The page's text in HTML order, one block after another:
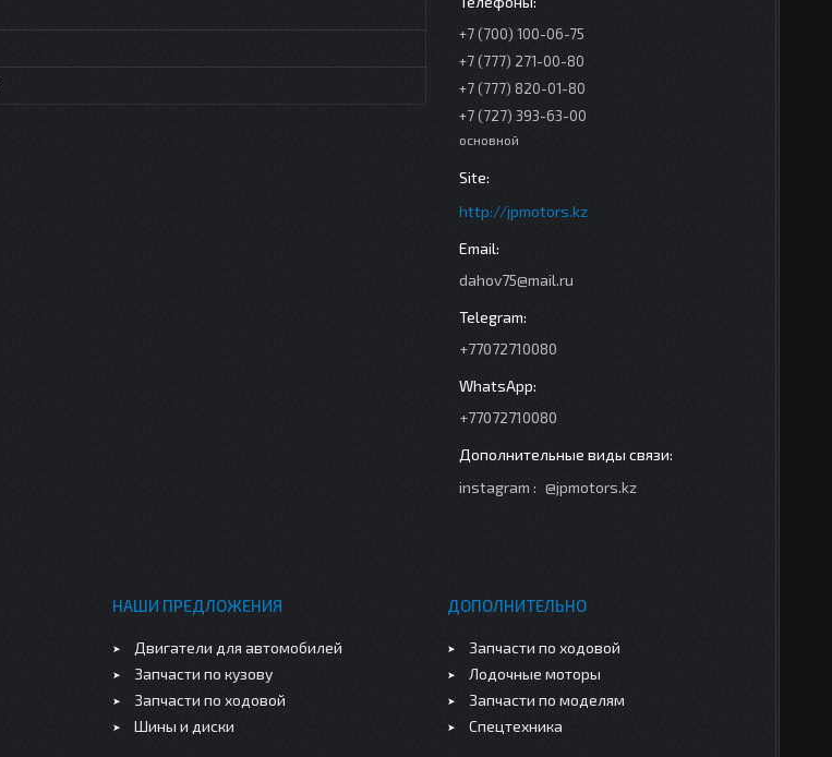
+7 (700) 100-06-75
+7 (777) 271-00-80
+7 (777) 820-01-80
+7 (727) 393-63-00
основной
http://jpmotors.kz
dahov75@mail.ru
+77072710080
+77072710080
instagram @jpmotors.kz
НАШИ ПРЕДЛОЖЕНИЯ
Двигатели для автомобилей
Запчасти по кузову
Запчасти по ходовой
Шины и диски
ДОПОЛНИТЕЛЬНО
Запчасти по ходовой
Лодочные моторы
Запчасти по моделям
Спецтехника